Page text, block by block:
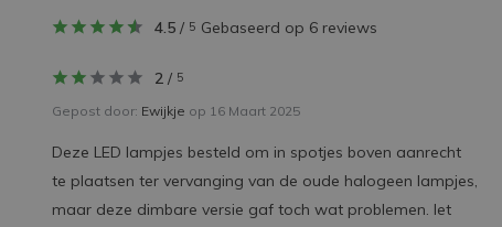
4.5 / 5 Gebaseerd op 6 reviews
2 / 5
Gepost door: Ewijkje op 16 Maart 2025
Deze LED lampjes besteld om in spotjes boven aanrecht
te plaatsen ter vervanging van de oude halogeen lampjes,
maar deze dimbare versie gaf toch wat problemen. let